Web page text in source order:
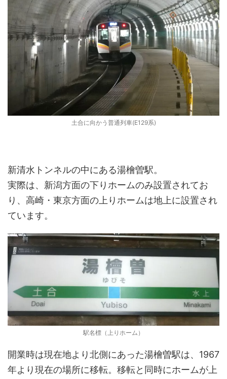
土合に向かう普通列車(E129系)
新清水トンネルの中にある湯檜曽駅。
実際は、新潟方面の下りホームのみ設置されてお
り、高崎・東京方面の上りホームは地上に設置され
ています。
駅名標（上りホーム）
開業時は現在地より北側にあった湯檜曽駅は、1967
年より現在の場所に移転。移転と同時にホームが上